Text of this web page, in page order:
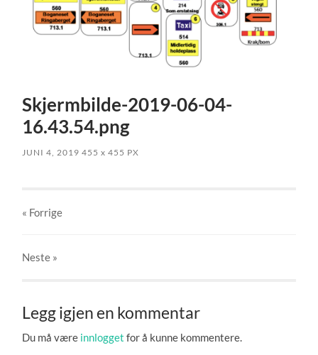
Skjermbilde-2019-06-04-
16.43.54.png
JUNI 4, 2019 455x 455 PX
« Forrige
Neste »
Legg igjen en kommentar
Du må være innlogget for å kunne kommentere.